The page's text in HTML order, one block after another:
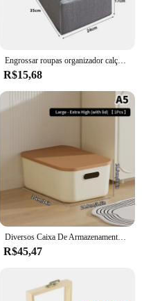
Engrossar roupas organizador calças camisola armários de armazenamento gavetas organizador jeans caixa de armazenamento guarda-roupa organizadores de armazenamento de roupas
R$15,68
Diversos Caixa De Armazenamento Com Tampa, Organizador De Mesa, Cesta De Plástico, Guarda-roupa, Gaveta De Roupas, Cosméticos, Pequenas Coisas
R$45,47